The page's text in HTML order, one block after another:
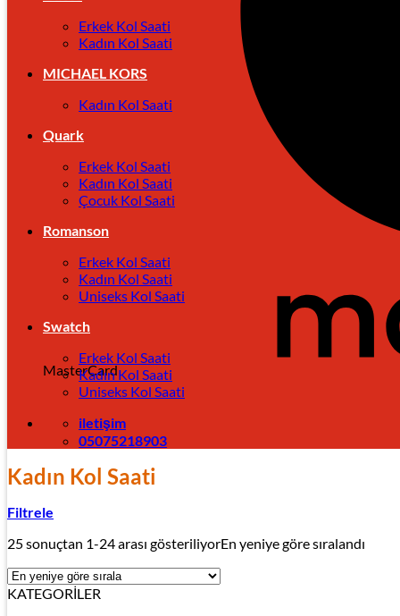
MasterCard
Erkek Kol Saati
Kadın Kol Saati
MICHAEL KORS
Kadın Kol Saati
Quark
Erkek Kol Saati
Kadın Kol Saati
Çocuk Kol Saati
Romanson
Erkek Kol Saati
Kadın Kol Saati
Uniseks Kol Saati
Swatch
Erkek Kol Saati
Kadın Kol Saati
Uniseks Kol Saati
iletişim
05075218903
Kadın Kol Saati
Filtrele
25 sonuçtan 1-24 arası gösteriliyorEn yeniye göre sıralandı
KATEGORİLER